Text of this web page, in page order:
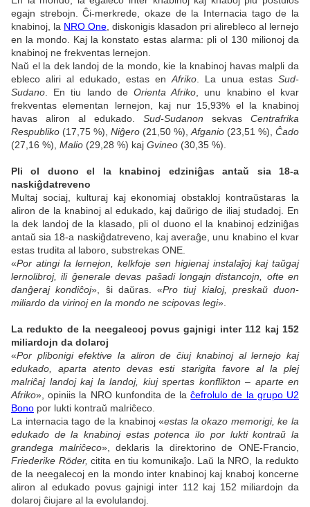
egajn strebojn. Ĉi-merkrede, okaze de la Internacia tago de la
knabinoj, la NRO One , diskonigis klasadon pri alirebleco al lernejo
en la mondo. Kaj la konstato estas alarma: pli ol 130 milionoj da
knabinoj ne frekventas lernejon.
Naŭ el la dek landoj de la mondo, kie la knabinoj havas malpli da
ebleco aliri al edukado, estas en Afriko . La unua estas Sud-
Sudano . En tiu lando de Orienta Afriko , unu knabino el kvar
frekventas elementan lernejon, kaj nur 15,93% el la knabinoj
havas aliron al edukado. Sud-Sudanon sekvas Centrafrika
Respubliko (17,75 %), Niĝero (21,50 %), Afganio (23,51 %), Ĉado
(27,16 %), Malio (29,28 %) kaj Gvineo (30,35 %).
Pli ol duono el la knabinoj edziniĝas antaŭ sia 18-a
naskiĝdatreveno
Multaj sociaj, kulturaj kaj ekonomiaj obstakloj kontraŭstaras la
aliron de la knabinoj al edukado, kaj daŭrigo de iliaj studadoj. En
la dek landoj de la klasado, pli ol duono el la knabinoj edziniĝas
antaŭ sia 18-a naskiĝdatreveno, kaj averaĝe, unu knabino el kvar
estas trudita al laboro, substrekas ONE.
«Por atingi la lernejon, kelkfoje sen higienaj instalaĵojkaj taŭgaj
lernolibroj, ili ĝenerale devas paŝadi longajn distancojn, ofte en
danĝeraj kondiĉoj», ŝi daŭras. «Pro tiuj kialoj, preskaŭ duon-
miliardo da virinoj en la mondo ne scipovas legi».
La redukto de la neegalecoj povus gajnigi inter 112 kaj 152
miliardojn da dolaroj
«Por plibonigi efektive la aliron de ĉiuj knabinoj al lernejo kaj
edukado, aparta atento devas esti starigita favore al la plej
malriĉaj landoj kaj la landoj, kiuj spertas konflikton – aparte en
Afriko», opiniis la NRO kunfondita de laĉefrolulo de la grupo U2
Bono por lukti kontraŭ malriĉeco.
La internacia tago de la knabinoj «estas la okazo memorigi, ke la
edukado de la knabinoj estas potenca ilo por lukti kontraŭ la
grandega malriĉeco», deklaris la direktorino de ONE-Francio,
Friederike Röder, citita en tiu komunikaĵo. Laŭ la NRO, la redukto
de la neegalecoj en la mondo inter knabinoj kaj knaboj koncerne
aliron al edukado povus gajnigi inter 112 kaj 152 miliardojn da
dolaroj ĉiujare al la evolulandoj.